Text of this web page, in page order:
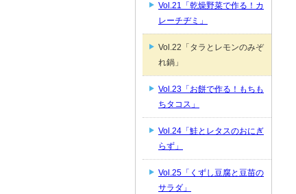
Vol.21「乾燥野菜で作る！カ
レーチヂミ」
Vol.22「タラとレモンのみぞ
れ鍋」
Vol.23「お餅で作る！もちも
ちタコス」
Vol.24「鮭とレタスのおにぎ
らず」
Vol.25「くずし豆腐と豆苗の
サラダ」